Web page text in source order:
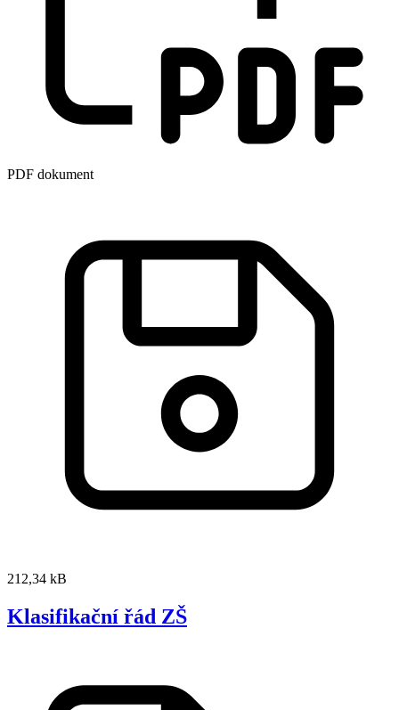
PDF dokument
212,34 kB
Klasifikační řád ZŠ